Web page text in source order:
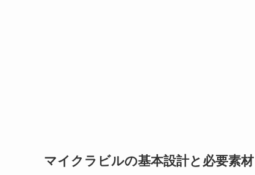
マイクラビルの基本設計と必要素材